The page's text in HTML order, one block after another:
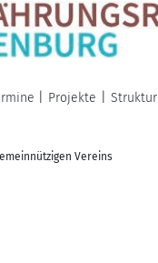
Projekte Struktur
Vereins